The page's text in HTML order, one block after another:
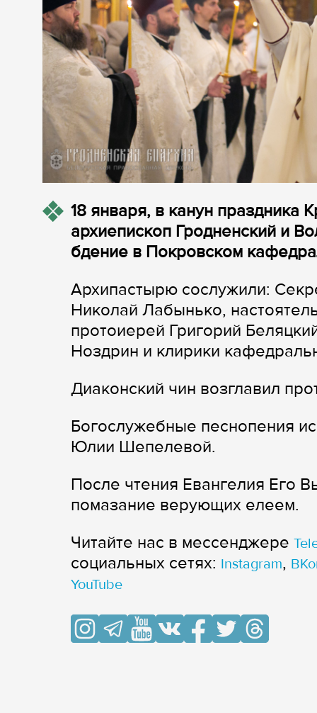
18 января, в канун праздника
архиепископ Гродненский и
бдение в Покровском
Архипастырю сослужили:
Николай Лабынько,
протоиерей Григорий
Ноздрин и клирики
Диаконский чин возглавил
Богослужебные песнопения
Юлии Шепелевой.
После чтения Евангелия Его
помазание верующих елеем.
Читайте нас в мессенджере
cоциальных сетях: Instagram,
YouTube